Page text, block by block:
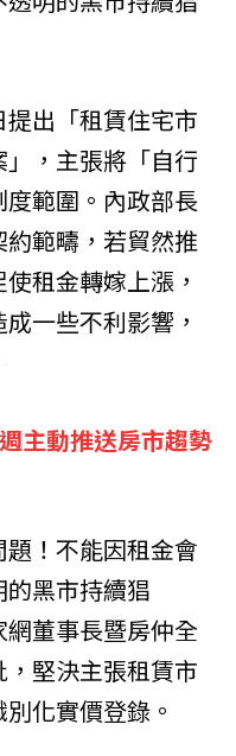
出「租賃住宅市
，主張將「自行
範圍。內政部長
範疇，若貿然推
租金轉嫁上漲，
一些不利影響，
主動推送房市趨勢
題！不能因租金會
黑市持續猖
董事長暨房仲全
堅決主張租賃市
化實價登錄。